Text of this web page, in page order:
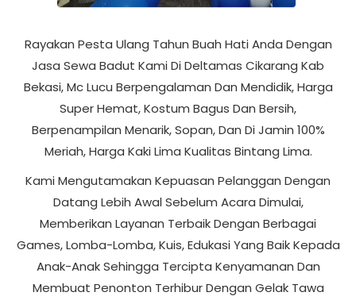
Rayakan Pesta Ulang Tahun Buah Hati Anda Dengan
Jasa Sewa Badut Kami Di Deltamas Cikarang Kab
Bekasi, Mc Lucu Berpengalaman Dan Mendidik, Harga
Super Hemat, Kostum Bagus Dan Bersih,
Berpenampilan Menarik, Sopan, Dan Di Jamin 100%
Meriah, Harga Kaki Lima Kualitas Bintang Lima.
Kami Mengutamakan Kepuasan Pelanggan Dengan
Datang Lebih Awal Sebelum Acara Dimulai,
Memberikan Layanan Terbaik Dengan Berbagai
Games, Lomba-Lomba, Kuis, Edukasi Yang Baik Kepada
Anak-Anak Sehingga Tercipta Kenyamanan Dan
Membuat Penonton Terhibur Dengan Gelak Tawa